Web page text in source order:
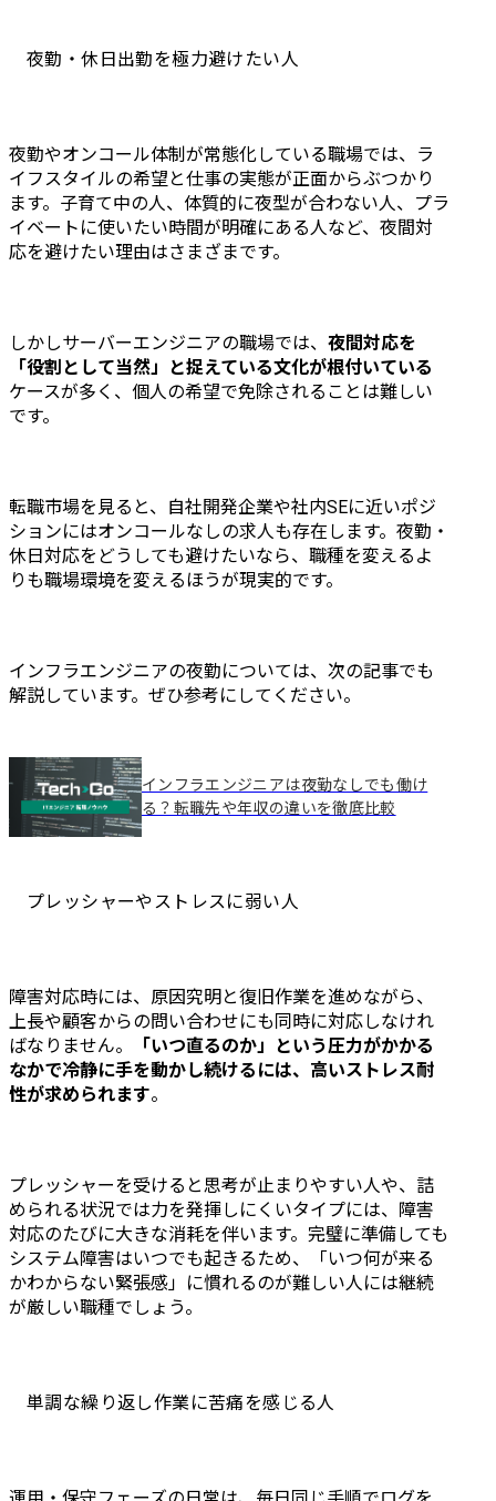
夜勤・休日出勤を極力避けたい人
夜勤やオンコール体制が常態化している職場では、ラ
イフスタイルの希望と仕事の実態が正面からぶつかり
ます。子育て中の人、体質的に夜型が合わない人、プラ
イベートに使いたい時間が明確にある人など、夜間対
応を避けたい理由はさまざまです。
しかしサーバーエンジニアの職場では、 夜間対応を
「役割として当然」と捉えている文化が根付いている
ケースが多く、個人の希望で免除されることは難しい
です。
転職市場を見ると、自社開発企業や社内SEに近いポジ
ションにはオンコールなしの求人も存在します。夜勤・
休日対応をどうしても避けたいなら、職種を変えるよ
りも職場環境を変えるほうが現実的です。
インフラエンジニアの夜勤については、次の記事でも
解説しています。ぜひ参考にしてください。
インフラエンジニアは夜勤なしでも働け
る？転職先や年収の違いを徹底比較
プレッシャーやストレスに弱い人
障害対応時には、原因究明と復旧作業を進めながら、
上長や顧客からの問い合わせにも同時に対応しなけれ
ばなりません。
「いつ直るのか」という圧力がかかる
なかで冷静に手を動かし続けるには、高いストレス耐
性が求められます。
プレッシャーを受けると思考が止まりやすい人や、詰
められる状況では力を発揮しにくいタイプには、障害
対応のたびに大きな消耗を伴います。完璧に準備しても
システム障害はいつでも起きるため、「いつ何が来る
かわからない緊張感」に慣れるのが難しい人には継続
が厳しい職種でしょう。
単調な繰り返し作業に苦痛を感じる人